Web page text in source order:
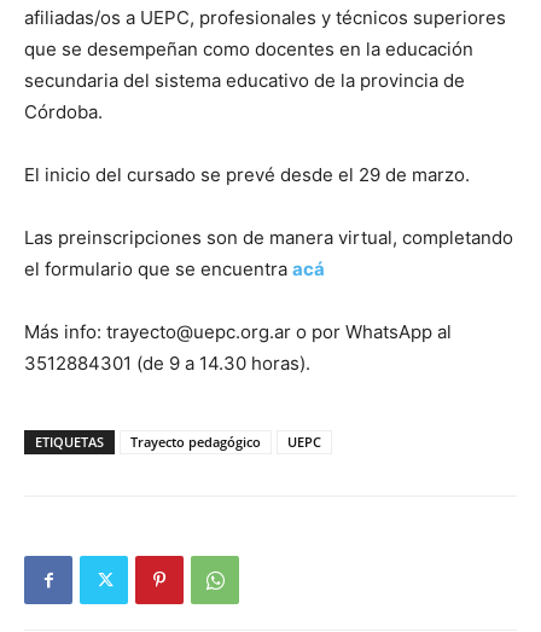
afiliadas/os a UEPC, profesionales y técnicos superiores
que se desempeñan como docentes en la educación
secundaria del sistema educativo de la provincia de
Córdoba.
El inicio del cursado se prevé desde el 29 de marzo.
Las preinscripciones son de manera virtual, completando
el formulario que se encuentra acá
Más info: trayecto@uepc.org.ar o por WhatsApp al
3512884301 (de 9 a 14.30 horas).
ETIQUETAS Trayecto pedagógico UEPC